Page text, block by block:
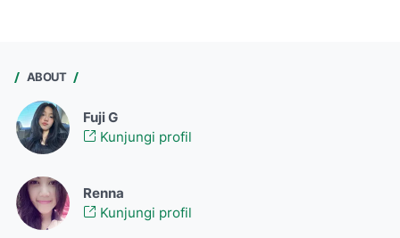
ABOUT
Fuji G
Kunjungi profil
Renna
Kunjungi profil